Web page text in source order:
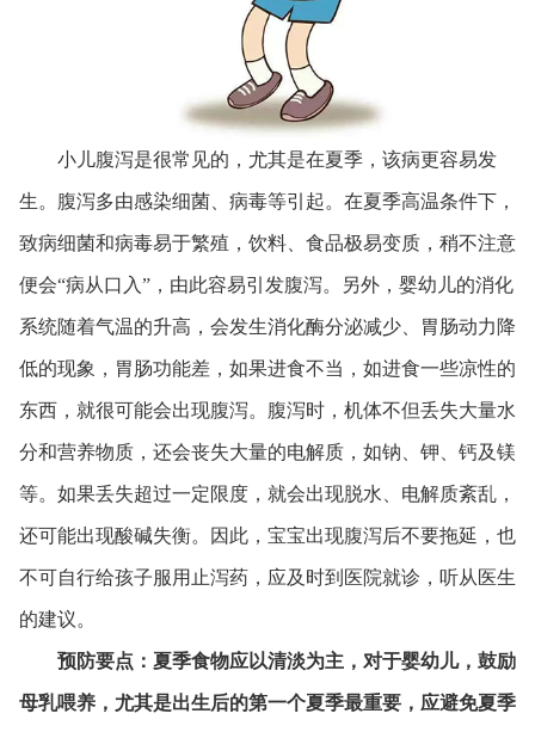
小儿腹泻是很常见的，尤其是在夏季，该病更容易发
生。腹泻多由感染细菌、病毒等引起。在夏季高温条件下，
致病细菌和病毒易于繁殖，饮料、食品极易变质，稍不注意
便会“病从口入”，由此容易引发腹泻。另外，婴幼儿的消化
系统随着气温的升高，会发生消化酶分泌减少、胃肠动力降
低的现象，胃肠功能差，如果进食不当，如进食一些凉性的
东西，就很可能会出现腹泻。腹泻时，机体不但丢失大量水
分和营养物质，还会丧失大量的电解质，如钠、钾、钙及镁
等。如果丢失超过一定限度，就会出现脱水、电解质紊乱，
还可能出现酸碱失衡。因此，宝宝出现腹泻后不要拖延，也
不可自行给孩子服用止泻药，应及时到医院就诊，听从医生
的建议。
预防要点：夏季食物应以清淡为主，对于婴幼儿，鼓励
母乳喂养，尤其是出生后的第一个夏季最重要，应避免夏季